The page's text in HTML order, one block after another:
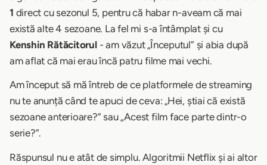
1 direct cu sezonul 5, pentru că habar n-aveam că mai
există alte 4 sezoane. La fel mi s-a întâmplat și cu
Kenshin Rătăcitorul- am văzut „Începutul” și abia după
am aflat că mai erau încă patru filme mai vechi.
Am început să mă întreb de ce platformele de streaming
nu te anunță când te apuci de ceva: „Hei, știai că există
sezoane anterioare?” sau „Acest film face parte dintr-o
serie?”.
Răspunsul nu e atât de simplu. Algoritmii Netflix și ai altor